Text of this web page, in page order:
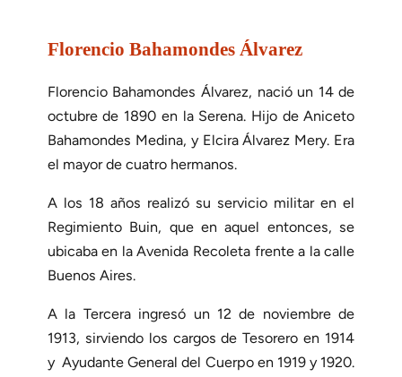
Florencio Bahamondes Álvarez
Florencio Bahamondes Álvarez, nació un 14 de
octubre de 1890 en la Serena. Hijo de Aniceto
Bahamondes Medina, y Elcira Álvarez Mery. Era
el mayor de cuatro hermanos.
A los 18 años realizó su servicio militar en el
Regimiento Buin, que en aquel entonces, se
ubicaba en la Avenida Recoleta frente a la calle
Buenos Aires.
A la Tercera ingresó un 12 de noviembre de
1913, sirviendo los cargos de Tesorero en 1914
y Ayudante General del Cuerpo en 1919 y 1920.